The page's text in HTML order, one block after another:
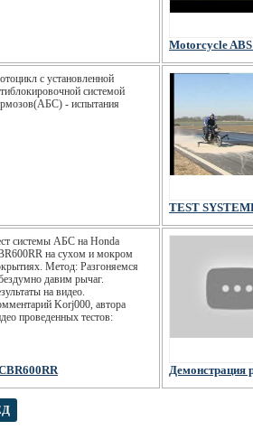
Motorcycle
c установленной
системой
- испытания
TEST
системы АБС на Honda
на сухом и мокром
Метод: Разгоняемся
давим рычаг.
на видео.
Korj000, автора
проведенных тестов:
Демонстрация